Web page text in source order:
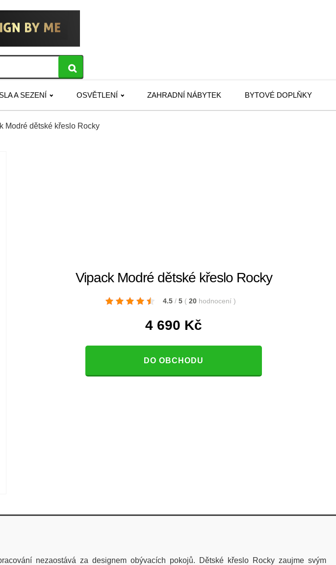
A SEZENÍ OSVĚTLENÍ ZAHRADNÍ NÁBYTEK BYTOVÉ DOPLŇKY
Modré dětské křeslo Rocky
Vipack Modré dětské křeslo Rocky
4.5 / 5 ( 20 hodnocení )
4 690 Kč
DO OBCHODU
nezaostává za designem obývacích pokojů. Dětské křeslo Rocky zaujme svým